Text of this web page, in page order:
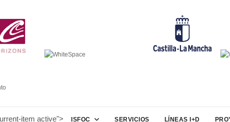
item active"> ISFOC SERVICIOS LÍNEAS I+D